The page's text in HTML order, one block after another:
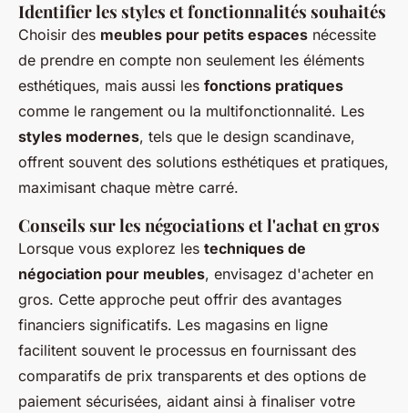
Identifier les styles et fonctionnalités souhaités
Choisir des meubles pour petits espaces nécessite
de prendre en compte non seulement les éléments
esthétiques, mais aussi les fonctions pratiques
comme le rangement ou la multifonctionnalité. Les
styles modernes, tels que le design scandinave,
offrent souvent des solutions esthétiques et pratiques,
maximisant chaque mètre carré.
Conseils sur les négociations et l'achat en gros
Lorsque vous explorez les techniques de
négociation pour meubles, envisagez d'acheter en
gros. Cette approche peut offrir des avantages
financiers significatifs. Les magasins en ligne
facilitent souvent le processus en fournissant des
comparatifs de prix transparents et des options de
paiement sécurisées, aidant ainsi à finaliser votre